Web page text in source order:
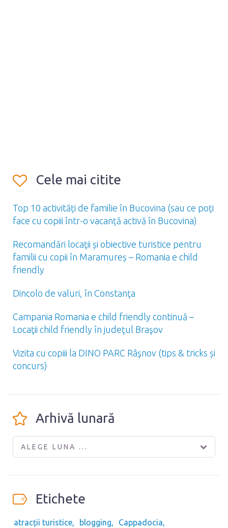
Cele mai citite
Top 10 activități de familie în Bucovina (sau ce poți
face cu copiii într-o vacanță activă în Bucovina)
Recomandări locaţii și obiective turistice pentru
familii cu copii în Maramureș – Romania e child
friendly
Dincolo de valuri, în Constanţa
Campania Romania e child friendly continuă –
Locaţii child friendly în judeţul Braşov
Vizita cu copiii la DINO PARC Râşnov (tips & tricks și
concurs)
Arhivă lunară
ALEGE LUNA ...
Etichete
atracții turistice blogging
Cappadocia